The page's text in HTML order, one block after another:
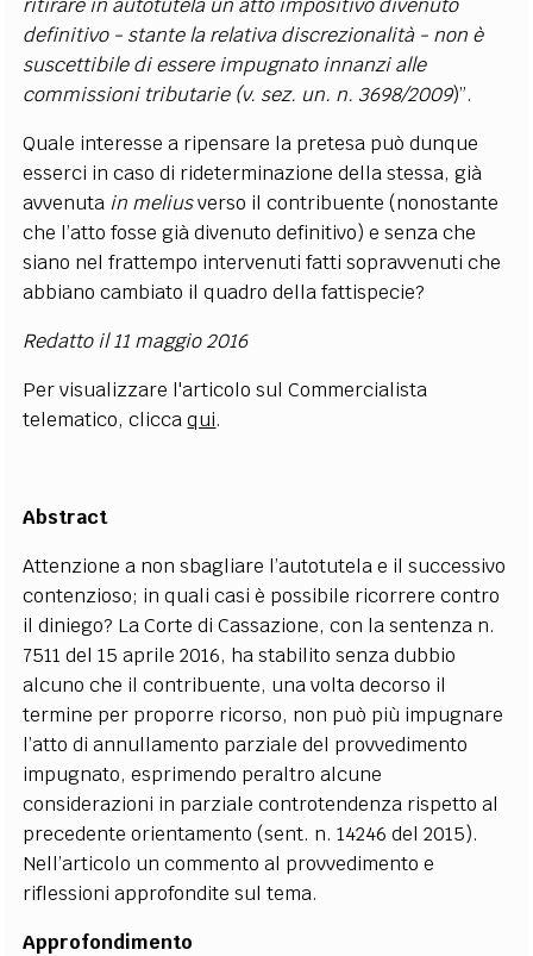
ritirare in autotutela un atto impositivo divenuto
definitivo - stante la relativa discrezionalità - non è
suscettibile di essere impugnato innanzi alle
commissioni tributarie (v. sez. un. n. 3698/2009)”.
Quale interesse a ripensare la pretesa può dunque
esserci in caso di rideterminazione della stessa, già
avvenuta in meliusverso il contribuente (nonostante
che l’atto fosse già divenuto definitivo) e senza che
siano nel frattempo intervenuti fatti sopravvenuti che
abbiano cambiato il quadro della fattispecie?
Redatto il 11 maggio 2016
Per visualizzare l'articolo sul Commercialista
telematico, cliccaqui.
Abstract
Attenzione a non sbagliare l’autotutela e il successivo
contenzioso; in quali casi è possibile ricorrere contro
il diniego? La Corte di Cassazione, con la sentenza n.
7511 del 15 aprile 2016, ha stabilito senza dubbio
alcuno che il contribuente, una volta decorso il
termine per proporre ricorso, non può più impugnare
l’atto di annullamento parziale del provvedimento
impugnato, esprimendo peraltro alcune
considerazioni in parziale controtendenza rispetto al
precedente orientamento (sent. n. 14246 del 2015).
Nell’articolo un commento al provvedimento e
riflessioni approfondite sul tema.
Approfondimento